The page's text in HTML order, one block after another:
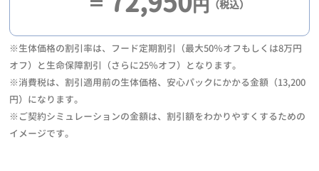
円 （税込）
※生体価格の割引率は、フード定期割引（最大50％オフもしくは8万円
オフ）と生命保障割引（さらに25％オフ）となります。
※消費税は、割引適用前の生体価格、安心パックにかかる金額（13,200
円）になります。
※ご契約シミュレーションの金額は、割引額をわかりやすくするための
イメージです。